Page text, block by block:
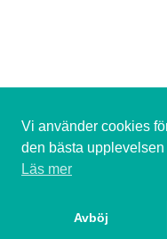
Om Futurion
Futurion in English
Vi använder cookies
den bästa
Läs mer
Avböj